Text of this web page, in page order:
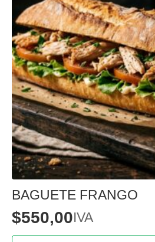
BAGUETE FRANGO
$550,00IVA